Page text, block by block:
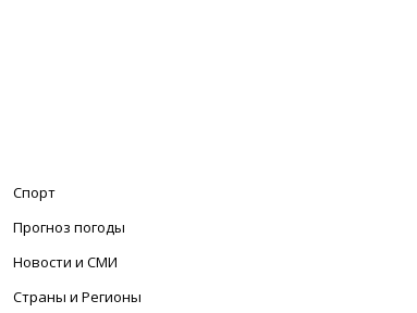
Спорт
Прогноз погоды
Новости и СМИ
Страны и Регионы